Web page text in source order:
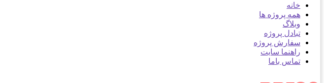
خانه
همه پروژه ها
وبلاگ
تبادل پروژه
سفارش پروژه
راهنما سایت
تماس باما